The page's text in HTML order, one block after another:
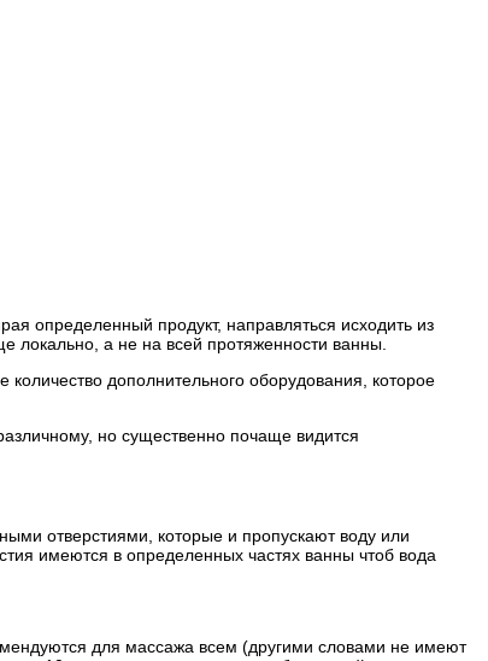
определенный продукт, направляться исходить из
локально, а не на всей протяженности ванны.
дополнительного оборудования, которое
но существенно почаще видится
отверстиями, которые и пропускают воду или
имеются в определенных частях ванны чтоб вода
для массажа всем (другими словами не имеют